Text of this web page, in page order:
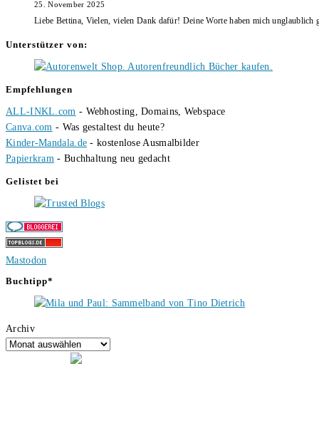
25. November 2025
Liebe Bettina, Vielen, vielen Dank dafür! Deine Worte haben mich unglaublich
Unterstützer von:
Empfehlungen
ALL-INKL.com - Webhosting, Domains, Webspace
Canva.com - Was gestaltest du heute?
Kinder-Mandala.de - kostenlose Ausmalbilder
Papierkram - Buchhaltung neu gedacht
Gelistet bei
Mastodon
Buchtipp*
Archiv